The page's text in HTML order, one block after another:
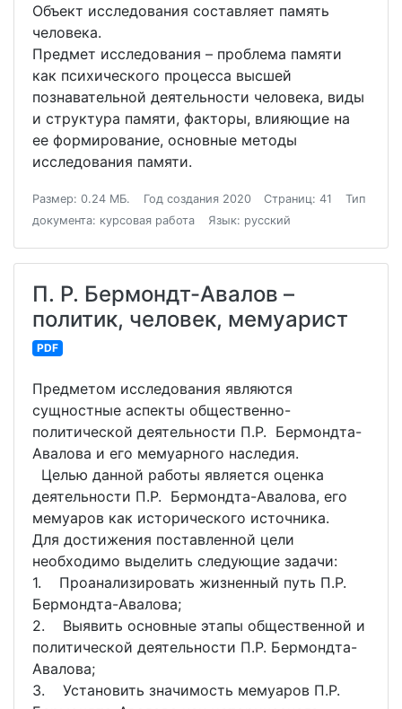
Объект исследования составляет память
человека.
Предмет исследования – проблема памяти
как психического процесса высшей
познавательной деятельности человека, виды
и структура памяти, факторы, влияющие на
ее формирование, основные методы
исследования памяти.
Размер: 0.24 МБ. Год создания 2020 Страниц: 41
Тип
документа: курсовая работа
Язык: русский
П. Р. Бермондт-Авалов –
политик, человек, мемуарист
PDF
Предметом исследования являются
сущностные аспекты общественно-
политической деятельности П.Р. Бермондта-
Авалова и его мемуарного наследия.
Целью данной работы является оценка
деятельности П.Р. Бермондта-Авалова, его
мемуаров как исторического источника.
Для достижения поставленной цели
необходимо выделить следующие задачи:
1. Проанализировать жизненный путь П.Р.
Бермондта-Авалова;
2. Выявить основные этапы общественной и
политической деятельности П.Р. Бермондта-
Авалова;
3. Установить значимость мемуаров П.Р.